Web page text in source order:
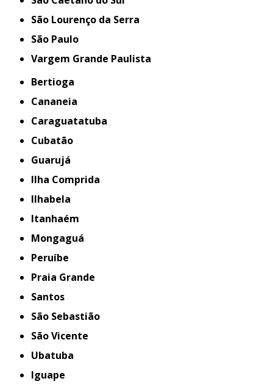
São Lourenço da Serra
São Paulo
Vargem Grande Paulista
Bertioga
Cananeia
Caraguatatuba
Cubatão
Guarujá
Ilha Comprida
Ilhabela
Itanhaém
Mongaguá
Peruíbe
Praia Grande
Santos
São Sebastião
São Vicente
Ubatuba
iguape